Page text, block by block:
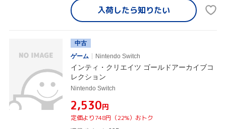
入荷したら知りたい
中古
ゲーム
Nintendo Switch
インティ・クリエイツ ゴールドアーカイブコ
レクション
Nintendo Switch
¥2,530円
定価より748円（22%）おトク